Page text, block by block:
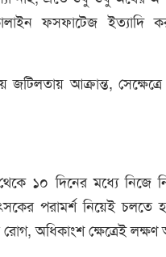
ফসফাটেজ ইত্যাদি
আক্রান্ত, সেক্ষেত্রে
১০ দিনের মধ্যে
পরামর্শ নিয়েই চলতে
অধিকাংশ ক্ষেত্রেই লক্ষণ